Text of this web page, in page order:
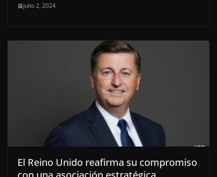
julio 2, 2024
El Reino Unido reafirma su compromiso